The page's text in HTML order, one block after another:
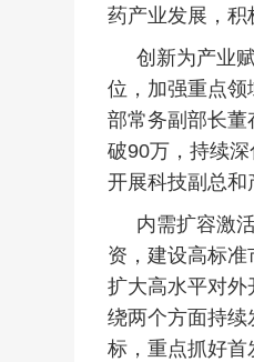
药产业发展，积
创新为产业
位，加强重点领
部常务副部长董
破90万，持续
开展科技副总和
内需扩容激
资， 建设高标准
扩大高水平对外
绕两个方面持续
标，重点抓好首